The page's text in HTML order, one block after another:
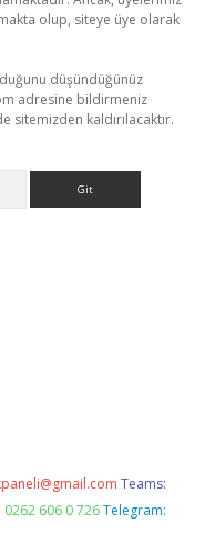
olup, siteye üye olarak
düşündüğünüz
adresine bildirmeniz
sitemizden kaldırılacaktır.
Teams:
606 0 726 Telegram: